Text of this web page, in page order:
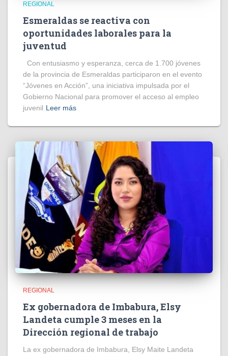
REGIONAL
Esmeraldas se reactiva con
oportunidades laborales para la
juventud
Con entusiasmo y esperanza, cerca de 1.700 jóvenes
de la provincia de Esmeraldas participaron en el evento
“Jóvenes en Acción”, una iniciativa impulsada por el
Gobierno Nacional para promover el acceso al empleo
juvenil Leer más
REGIONAL
Ex gobernadora de Imbabura, Elsy
Landeta cumple 3 meses en la
Dirección regional de trabajo
La ex gobernadora de Imbabura, Elsy Maite Landeta